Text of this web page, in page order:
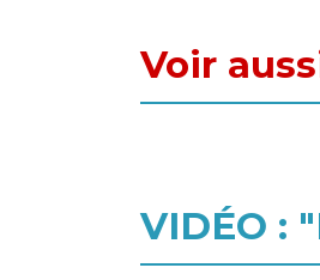
Voir
VIDÉO :